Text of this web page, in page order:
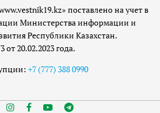
поставлено на учет в
Министерства информации и
Республики Казахстан.
20.02.2023 года.
+7 (777) 388 0990